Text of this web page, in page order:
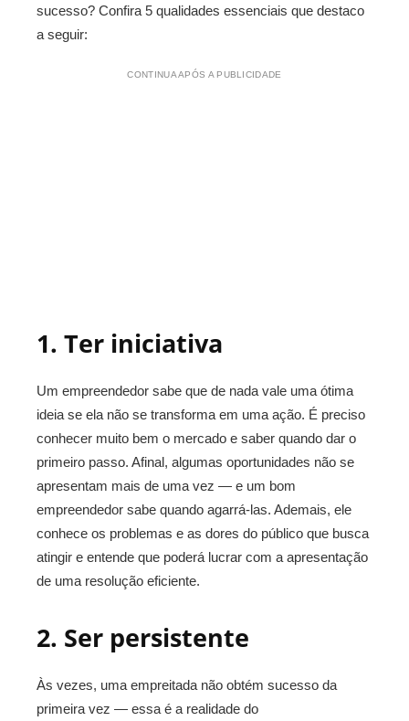
sucesso? Confira 5 qualidades essenciais que destaco
a seguir:
CONTINUA APÓS A PUBLICIDADE
1. Ter iniciativa
Um empreendedor sabe que de nada vale uma ótima
ideia se ela não se transforma em uma ação. É preciso
conhecer muito bem o mercado e saber quando dar o
primeiro passo. Afinal, algumas oportunidades não se
apresentam mais de uma vez — e um bom
empreendedor sabe quando agarrá-las. Ademais, ele
conhece os problemas e as dores do público que busca
atingir e entende que poderá lucrar com a apresentação
de uma resolução eficiente.
2. Ser persistente
Às vezes, uma empreitada não obtém sucesso da
primeira vez — essa é a realidade do